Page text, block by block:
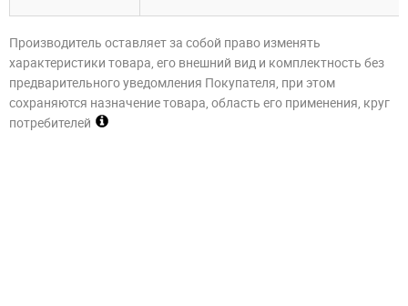
Производитель оставляет за собой право изменять
характеристики товара, его внешний вид и комплектность без
предварительного уведомления Покупателя, при этом
сохраняются назначение товара, область его применения, круг
потребителей